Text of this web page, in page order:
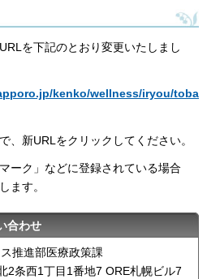
を下記のとおり変更いたしまし
kenko/wellness/iryou/toba
、新URLをクリックしてください。
ーク」などに登録されている場合
ます。
合わせ
推進部医療政策課
2条西1丁目1番地7 ORE札幌ビル7